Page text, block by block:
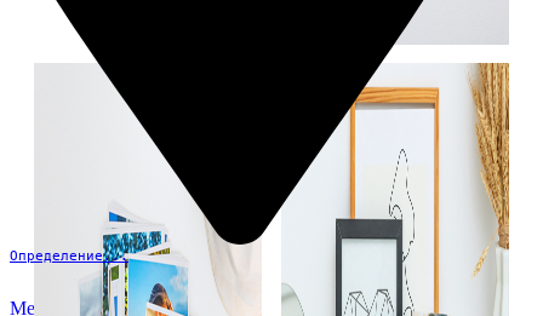
Определение...
Меню